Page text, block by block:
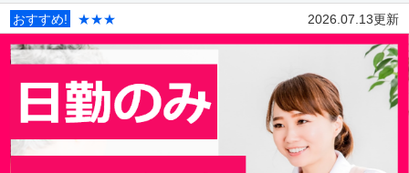
おすすめ! ★★★ 2026.07.13更新